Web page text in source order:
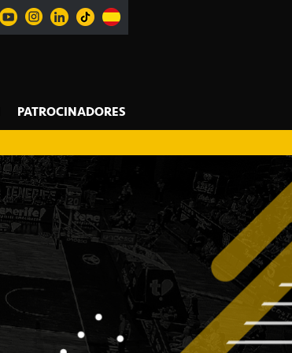
PATROCINADORES